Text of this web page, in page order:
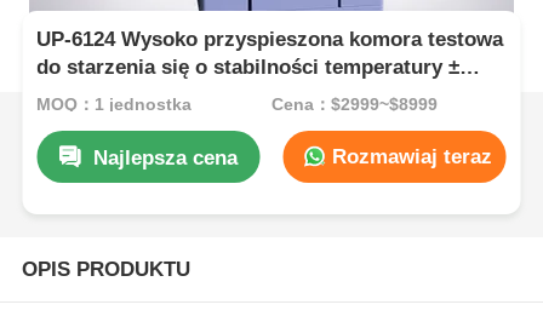
UP-6124 Wysoko przyspieszona komora testowa
do starzenia się o stabilności temperatury ±
0,5°C, zakresie 105°C ~ 143°C i ciśnieniu 1,2 ~
MOQ：1 jednostka Cena：$2999~$8999
Najlepsza cena Rozmawiaj teraz
OPIS PRODUKTU